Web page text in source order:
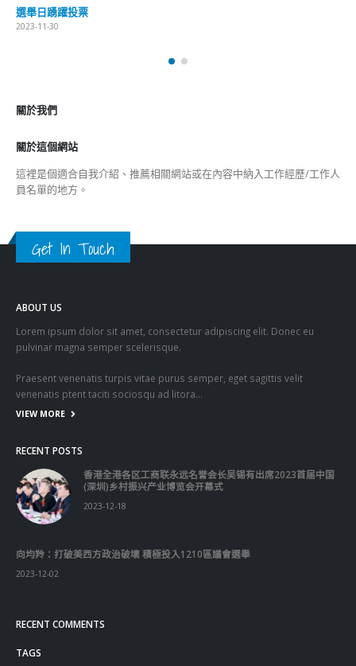
選舉日踴躍投票
2023-11-30
關於我們
關於這個網站
這裡是個適合自我介紹、推薦相關網站或在內容中納入工作經歷/工作人
員名單的地方。
Get In Touch
ABOUT US
Lorem ipsum dolor sit amet, consectetur adipiscing elit. Donec eu
pulvinar magna semper scelerisque.
Praesent venenatis turpis vitae purus semper, eget sagittis velit
venenatis ptent taciti sociosqu ad litora…
VIEW MORE
RECENT POSTS
香港全港各区工商联永远名誉会长吴锡有出席2023首届中国
(深圳)乡村振兴产业博览会开幕式
2023-12-18
向均羚：打破美西方政治破壞 積極投入1210區議會選舉
2023-12-02
RECENT COMMENTS
TAGS